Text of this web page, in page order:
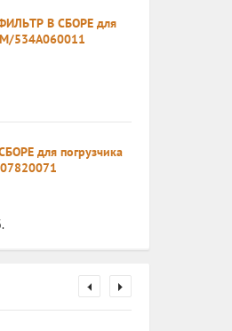
В СБОРЕ для
534A060011
для погрузчика